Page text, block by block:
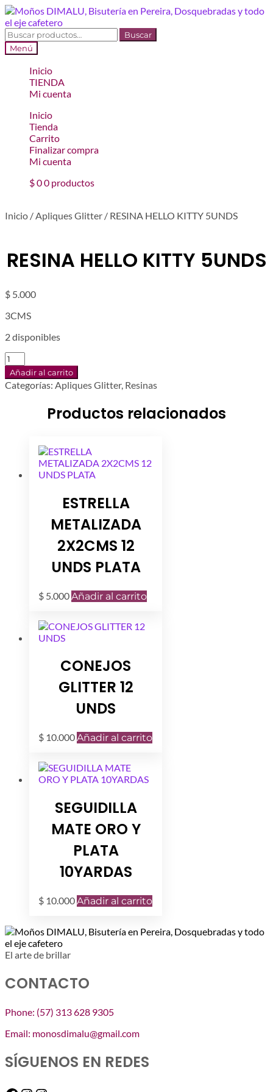
Ir
a
la
navegación
Ir
al
contenido
Buscar
por:
Buscar
Menú
Inicio
TIENDA
Mi cuenta
Inicio
Tienda
Carrito
Finalizar compra
Mi cuenta
$00 productos
Inicio /Apliques Glitter / RESINA HELLO KITTY 5UNDS
RESINA HELLO KITTY 5UNDS
$ 5.000
3CMS
2 disponibles
RESINA
HELLO
KITTY
5UNDS
Añadir al carrito
Categorías: Apliques Glitter, Resinas
Productos relacionados
ESTRELLA
METALIZADA
2X2CMS 12
UNDS PLATA
$ 5.000Añadir al carrito
CONEJOS
GLITTER 12
UNDS
$ 10.000Añadir al carrito
SEGUIDILLA
MATE ORO Y
PLATA
10YARDAS
$ 10.000Añadir al carrito
El arte de brillar
CONTACTO
Phone: (57) 313 628 9305
Email: monosdimalu@gmail.com
SÍGUENOS EN REDES